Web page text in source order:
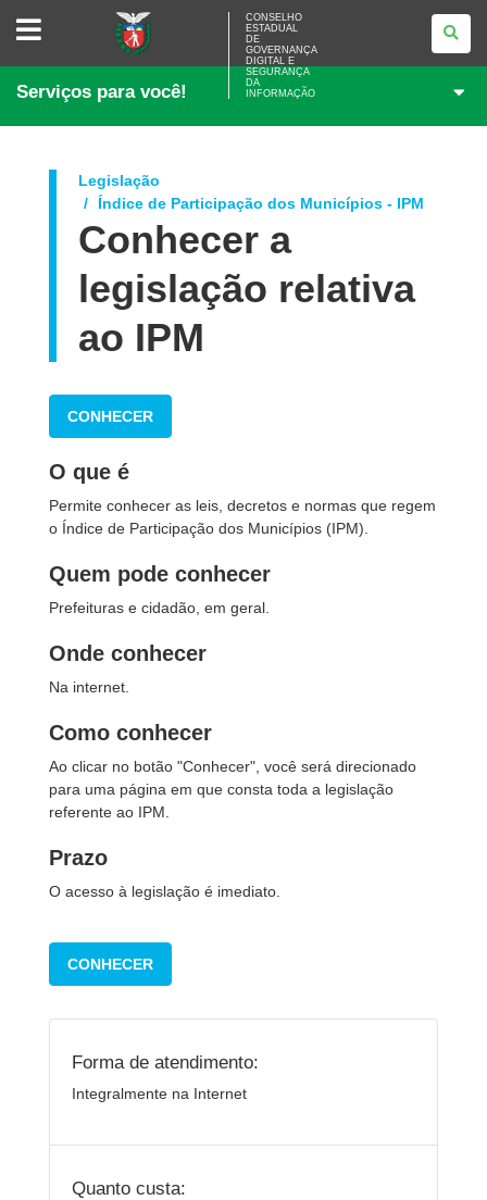
CONSELHO
ESTADUAL
GOVERNANÇA
E
DA
CONSELHO
ESTADUAL
DE
GOVERNANÇA
DIGITAL E
SEGURANÇA
DA
INFORMAÇÃO
Serviços para você!
Legislação
Índice de Participação dos Municípios - IPM
Conhecer a
legislação relativa
ao IPM
CONHECER
O que é
Permite conhecer as leis, decretos e normas que regem
o Índice de Participação dos Municípios (IPM).
Quem pode conhecer
Prefeituras e cidadão, em geral.
Onde conhecer
Na internet.
Como conhecer
Ao clicar no botão "Conhecer", você será direcionado
para uma página em que consta toda a legislação
referente ao IPM.
Prazo
O acesso à legislação é imediato.
CONHECER
Forma de atendimento:
Integralmente na Internet
Quanto custa: